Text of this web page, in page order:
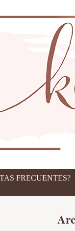
FRECUENTES?